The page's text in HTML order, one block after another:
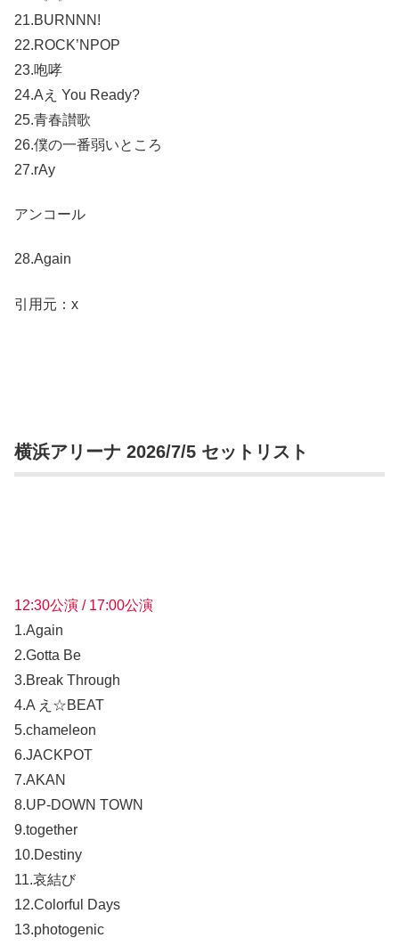
21.BURNNN!
22.ROCK’NPOP
23.咆哮
24.Aえ You Ready?
25.青春讃歌
26.僕の一番弱いところ
27.rAy
アンコール
28.Again
引用元：x
横浜アリーナ 2026/7/5 セットリスト
12:30公演 / 17:00公演
1.Again
2.Gotta Be
3.Break Through
4.A え☆BEAT
5.chameleon
6.JACKPOT
7.AKAN
8.UP-DOWN TOWN
9.together
10.Destiny
11.哀結び
12.Colorful Days
13.photogenic